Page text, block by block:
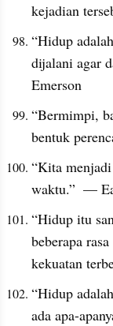
kejadian
“Hidup
dijalani agar
Emerson
“Bermimpi,
bentuk
“Kita
waktu.”  —
“Hidup itu
beberapa
kekuatan
“Hidup
ada apa-